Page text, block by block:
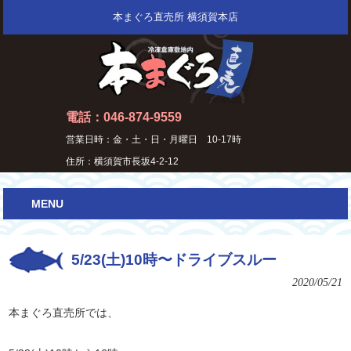
本まぐろ直売所 横須賀本店
電話：046-874-9559
営業日時：金・土・日・月曜日 10-17時
住所：横須賀市長坂4-2-12
MENU
5/23(土)10時〜ドライブスルー
2020/05/21
本まぐろ直売所では、